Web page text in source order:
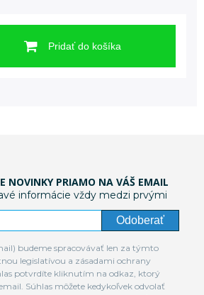
Pridať do košíka
NOVINKY PRIAMO NA VÁŠ EMAIL
informácie vždy medzi prvými
Odoberať
budeme spracovávať len za týmto
legislatívou a zásadami ochrany
potvrdíte kliknutím na odkaz, ktorý
Súhlas môžete kedykoľvek odvolať